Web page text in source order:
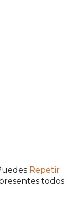
Repetir
todos